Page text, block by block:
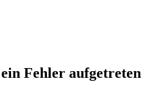
Fehler aufgetreten